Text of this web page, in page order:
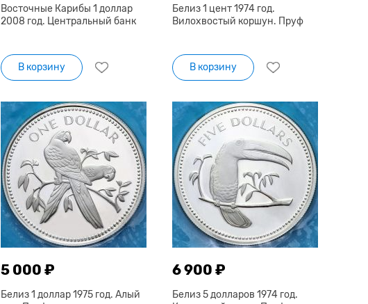
Восточные Карибы 1 доллар
2008 год. Центральный банк
В корзину
Белиз 1 цент 1974 год.
Вилохвостый коршун. Пруф
В корзину
5 000 ₽
Белиз 1 доллар 1975 год. Алый
6 900 ₽
Белиз 5 долларов 1974 год.